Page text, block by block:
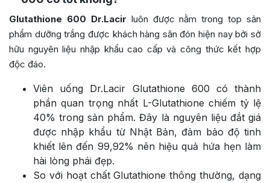
Glutathione 600 Dr.Lacir luôn được nằm trong top sản
phẩm dưỡng trắng được khách hàng săn đón hiện nay bởi sở
hữu nguyên liệu nhập khẩu cao cấp và công thức kết hợp
độc đáo.
Viên uống Dr.Lacir Glutathione 600 có thành
phần quan trọng nhất L-Glutathione chiếm tỷ lệ
40% trong sản phẩm. Đây là nguyên liệu đắt giá
được nhập khẩu từ Nhật Bản, đảm bảo độ tinh
khiết lên đến 99,92% nên hiệu quả hứa hẹn làm
hài lòng phái đẹp.
So với hoạt chất Glutathione thông thường, dạng